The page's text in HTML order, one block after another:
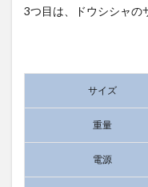
3つ目は、ドウシシャの
サイズ
重量
電源